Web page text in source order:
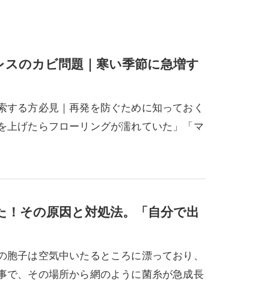
のカビ問題｜寒い季節に急増す
する方必見｜再発を防ぐために知っておく
上げたらフローリングが濡れていた」「マ
その原因と対処法。「自分で出
子は空気中いたるところに漂っており、
で、その場所から網のように菌糸が急成長